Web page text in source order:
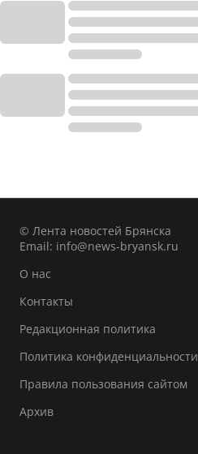
© Лента новостей Брянска
Email: info@news-bryansk.ru
О нас
Контакты
Редакционная политика
Политика конфиденциальности
Правила пользования сайтом
Архив